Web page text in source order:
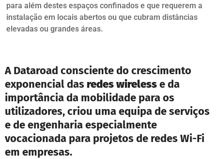
para além destes espaços confinados e que requerem a
instalação em locais abertos ou que cubram distâncias
elevadas ou grandes áreas.
A Dataroad consciente do crescimento
exponencial das redes wirelesse da
importância da mobilidade para os
utilizadores, criou uma equipa de serviços
e de engenharia especialmente
vocacionada para projetos de redes Wi-Fi
em empresas.